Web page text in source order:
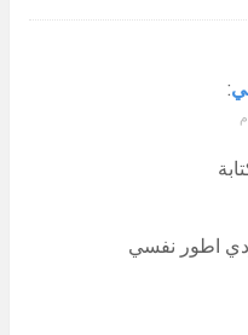
:
اطور نفسي